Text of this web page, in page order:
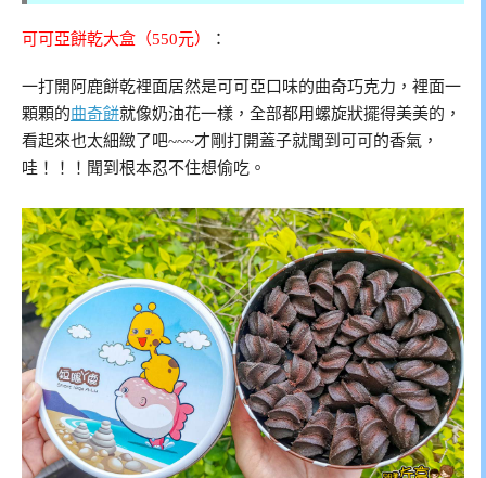
可可亞餅乾大盒（550元） ：
一打開阿鹿餅乾裡面居然是可可亞口味的曲奇巧克力，裡面一
顆顆的曲奇餅就像奶油花一樣，全部都用螺旋狀擺得美美的，
看起來也太細緻了吧~~~才剛打開蓋子就聞到可可的香氣，
哇！！！聞到根本忍不住想偷吃。